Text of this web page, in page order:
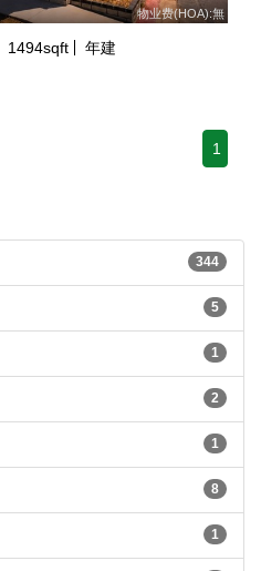
物业费(HOA):無
1494sqft
年建
1
344
5
1
2
1
8
1